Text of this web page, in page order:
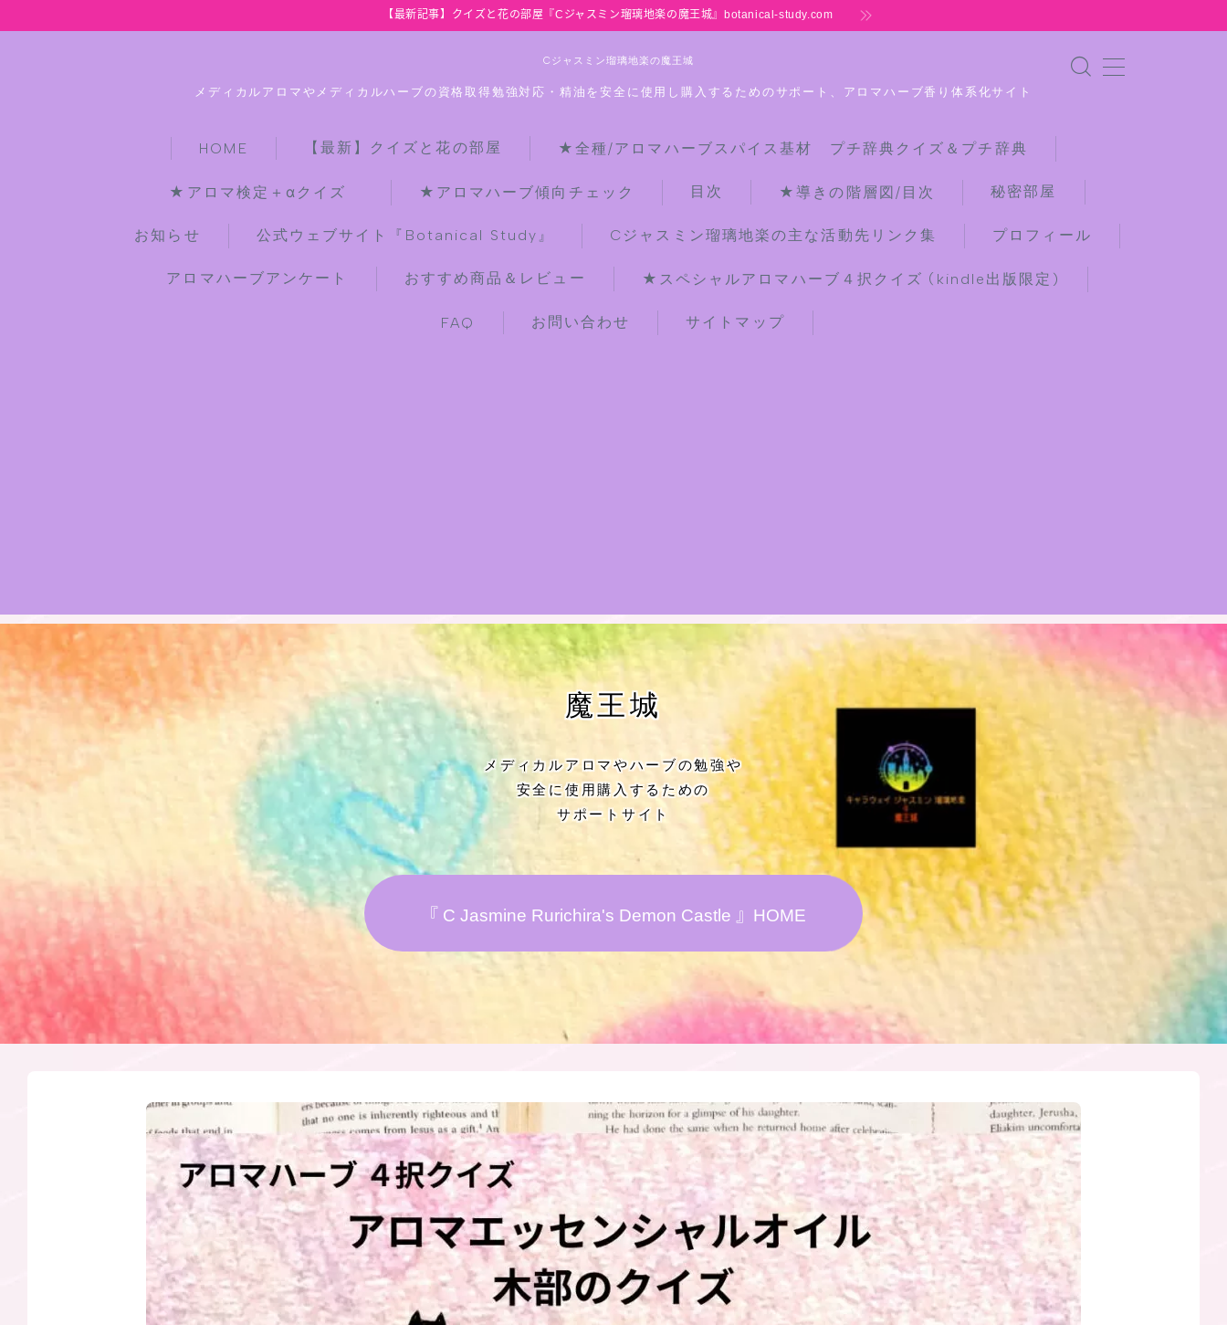
【最新記事】クイズと花の部屋『Cジャスミン瑠璃地楽の魔王城』botanical-study.com
Cジャスミン瑠璃地楽の魔王城
メディカルアロマやメディカルハーブの資格取得勉強対応・精油を安全に使用し購入するためのサポート、アロマハーブ香り体系化サイト
HOME 【最新】クイズと花の部屋 ★全種/アロマハーブスパイス基材 プチ辞典クイズ＆プチ辞典
★アロマ検定＋αクイズ ★アロマハーブ傾向チェック 目次 ★導きの階層図/目次 秘密部屋
お知らせ 公式ウェブサイト『Botanical Study』 Cジャスミン瑠璃地楽の主な活動先リンク集 プロフィール
アロマハーブアンケート おすすめ商品＆レビュー ★スペシャルアロマハーブ４択クイズ (kindle出版限定)
FAQ お問い合わせ サイトマップ
【最新】クイズと花の部屋
★全種/アロマハーブスパイス基材 プ
お知らせ
公式ウェブサイト『Botanical Study』
Cジャスミン瑠璃地楽の主な活動先リン
ク集
プロフィール
アロマハーブアンケート
おすすめ商品＆レビュー
★スペシャルアロマハーブ４択クイズ
FAQ
お問い合わせ
サイトマップ
魔王城
メディカルアロマやハーブの勉強や
安全に使用購入するための
サポートサイト
『 C Jasmine Rurichira's Demon Castle 』HOME